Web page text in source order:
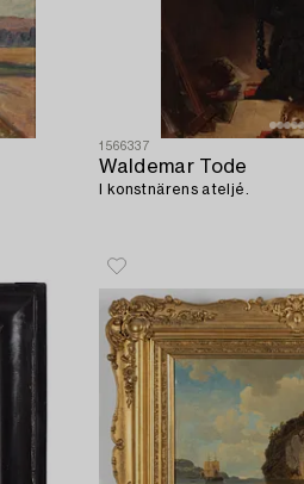
1566337
Waldemar Tode
I konstnärens ateljé.